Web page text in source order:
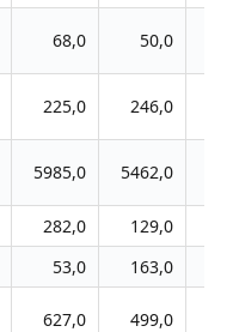
68,0 50,0
225,0 246,0
5985,0 5462,0
282,0 129,0
53,0 163,0
627,0 499,0